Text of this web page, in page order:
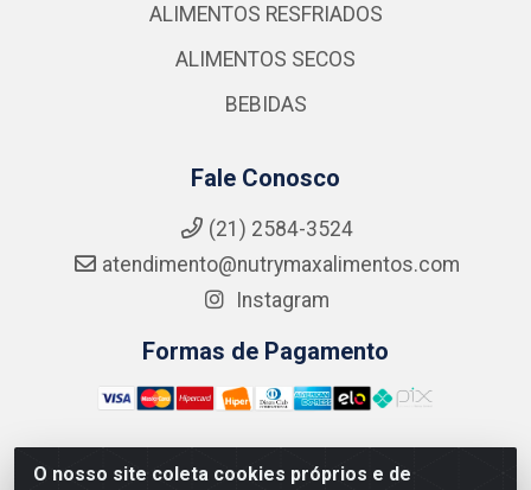
O nosso site coleta cookies próprios e de
ALIMENTOS RESFRIADOS
ALIMENTOS SECOS
BEBIDAS
Fale Conosco
(21) 2584-3524
atendimento@nutrymaxalimentos.com
Instagram
Formas de Pagamento